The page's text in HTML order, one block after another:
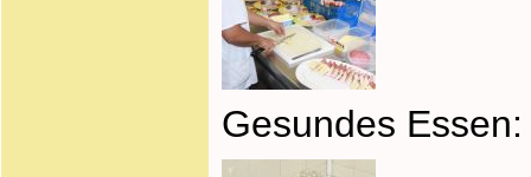
Gesundes Essen: